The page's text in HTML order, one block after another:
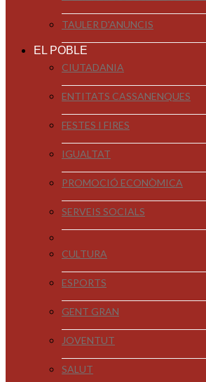
TAULER D'ANUNCIS
EL POBLE
CIUTADANIA
ENTITATS CASSANENQUES
FESTES I FIRES
IGUALTAT
PROMOCIÓ ECONÒMICA
SERVEIS SOCIALS
CULTURA
ESPORTS
GENT GRAN
JOVENTUT
SALUT